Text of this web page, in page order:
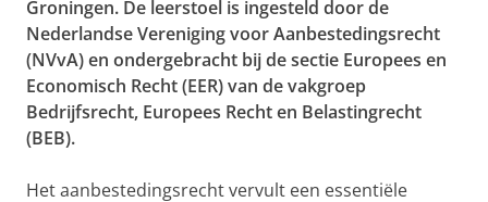
Groningen. De leerstoel is ingesteld door de
Nederlandse Vereniging voor Aanbestedingsrecht
(NVvA) en ondergebracht bij de sectie Europees en
Economisch Recht (EER) van de vakgroep
Bedrijfsrecht, Europees Recht en Belastingrecht
(BEB).
Het aanbestedingsrecht vervult een essentiële